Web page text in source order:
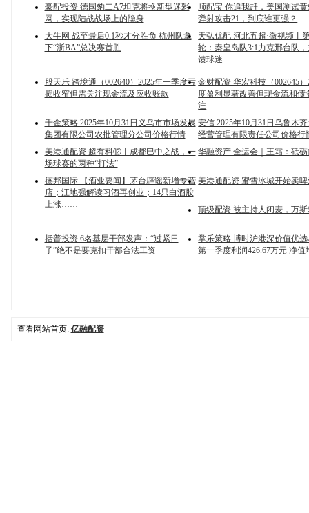
豪配投资 德国豹二A7坦克将换新型迷彩
网，实现陆战战场上的隐身
顺配宝 你追我赶，美国测试
弹射攻击21，到底谁更强？
大牛网 战至最后0.1秒才分胜负 杭州队拿
下“浙BA”总决赛首胜
天弘优配 河北五超·微视频丨
轮：秦皇岛队3:1力克邢台队
馈球迷
股天乐 跨境通（002640）2025年一季度亏
损收窄但需关注现金流及应收账款
金财配资 华宏科技（002645
度盈利显著改善但现金流和债
注
千金策略 2025年10月31日义乌市市场发展
集团有限公司农批管理分公司价格行情
安信 2025年10月31日乌鲁木
经营管理有限责任公司价格行
美港通配资 超有料⑫丨成都巴中之战，一
场球赛的两种“打法”
华融资产 全运会｜王霜：砥
德邦国际 【酒业要闻】茅台辟谣新增专营
店；汪地强解读习酒再创业；14只白酒股
上涨……
美港通配资 蜜雪冰城开始卖
顶级配资 被主持人闭麦，万
括普投资 6名基层干部发声：“过紧日
子”绝不是要克扣干部合法工资
掌乐策略 博时沪港深价值优
第一季度利润426.67万元 净值
查看网站首页: 亿融配资